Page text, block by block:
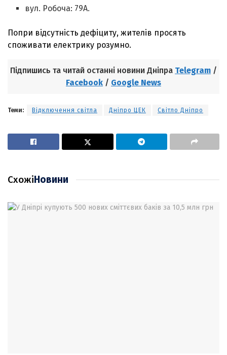
вул. Робоча: 79А.
Попри відсутність дефіциту, жителів просять
споживати електрику розумно.
Підпишись та читай останні новини Дніпра Telegram /
Facebook / Google News
Теми: Відключення світла Дніпро ЦЕК Світло Дніпро
СхожіНовини